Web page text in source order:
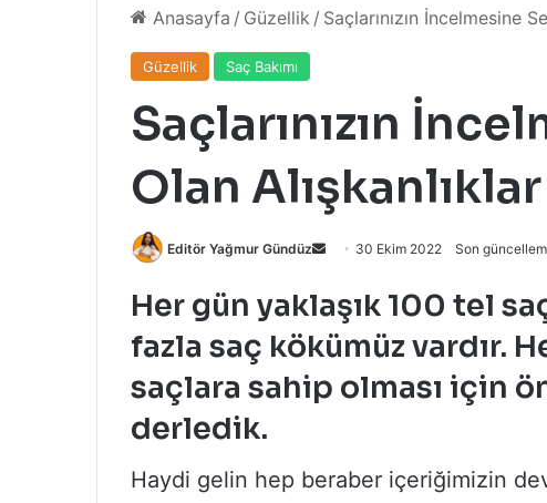
Anasayfa / Güzellik / Saçlarınızın İncelmesine
Güzellik Saç Bakımı
Saçlarınızın
Olan Alışkanlıklar
Editör Yağmur Gündüz
Bir
posta
göndermek
30 Ekim 2022 Son
Her gün yaklaşık 100 tel
fazla saç kökümüz vardır.
saçlara sahip olması için
derledik.
Haydi gelin hep beraber içeriğimizin